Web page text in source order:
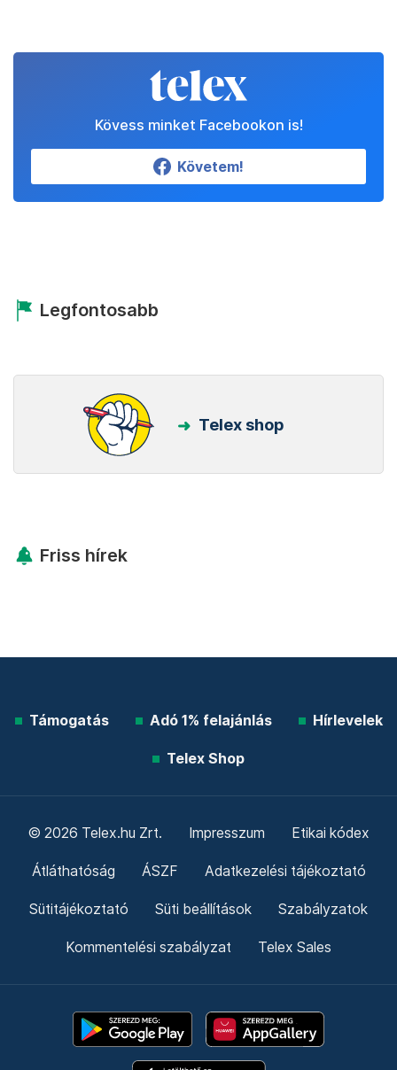
Kövess minket Facebookon is!
Követem!
Legfontosabb
Telex shop
Friss hírek
Támogatás Adó 1% felajánlás Hírlevelek
Telex Shop
© 2026 Telex.hu Zrt. Impresszum Etikai kódex
Átláthatóság ÁSZF Adatkezelési tájékoztató
Sütitájékoztató Süti beállítások Szabályzatok
Kommentelési szabályzat Telex Sales